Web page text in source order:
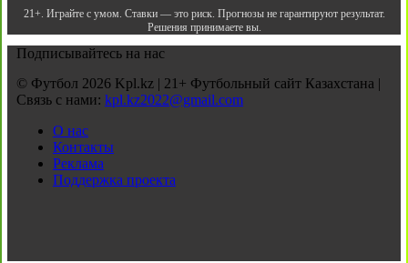
21+. Играйте с умом. Ставки — это риск. Прогнозы не гарантируют результат.
Решения принимаете вы.
Подписывайтесь на нас
© Футбол 2026 Kpl.kz | 21+ Футбольный сайт Казахстана |
Связь с нами: kpl.kz2022@gmail.com
О нас
Контакты
Реклама
Поддержка проекта